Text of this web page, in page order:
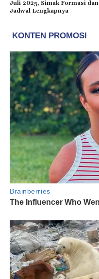
Juli 2025, Simak Formasi dan
Jadwal Lengkapnya